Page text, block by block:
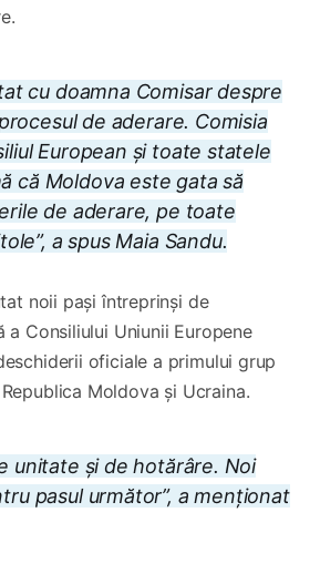
cu doamna Comisar despre
de aderare. Comisia
European și toate statele
că Moldova este gata să
de aderare, pe toate
a spus Maia Sandu.
noii pași întreprinși de
a Consiliului Uniunii Europene
oficiale a primului grup
Moldova și Ucraina.
unitate și de hotărâre. Noi
pasul următor”, a menționat